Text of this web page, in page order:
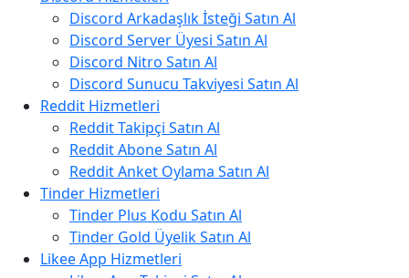
Discord Arkadaşlık İsteği Satın Al
Discord Server Üyesi Satın Al
Discord Nitro Satın Al
Discord Sunucu Takviyesi Satın Al
Reddit Hizmetleri
Reddit Takipçi Satın Al
Reddit Abone Satın Al
Reddit Anket Oylama Satın Al
Tinder Hizmetleri
Tinder Plus Kodu Satın Al
Tinder Gold Üyelik Satın Al
Likee App Hizmetleri